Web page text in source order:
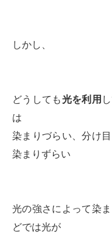
しかし、
どうしても光を利用
は
染まりづらい、分け
染まりずらい
光の強さによって染
どでは光が